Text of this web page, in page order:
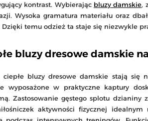
kontrast. Wybierając bluzy damskie,
Wysoka gramatura materiału oraz
temu odzież ta staje się niezwykle
bluzy dresowe damskie
ciepłe bluzy dresowe damskie stają się
wyposażone w praktyczne kaptury
Zastosowanie gęstego splotu dzianiny
aktywności fizycznej